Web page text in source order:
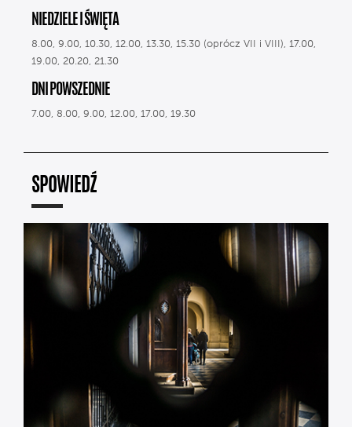
NIEDZIELE I ŚWIĘTA
8.00, 9.00, 10.30, 12.00, 13.30, 15.30 (oprócz VII i VIII), 17.00,
19.00, 20.20, 21.30
DNI POWSZEDNIE
7.00, 8.00, 9.00, 12.00, 17.00, 19.30
SPOWIEDŹ